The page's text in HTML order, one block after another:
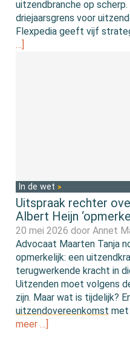
uitzendbranche op
driejaarsgrens voor
Flexpedia geeft vijf
…]
In de wet
Uitspraak rechter
Albert Heijn
20 mei 2026 doorAnnet
Advocaat Maarten Tanja
opmerkelijk: een
terugwerkende kracht in
Uitzenden moet volgens
zijn. Maar wat is tijdelijk?
uitzendovereenkomst met
meer …]